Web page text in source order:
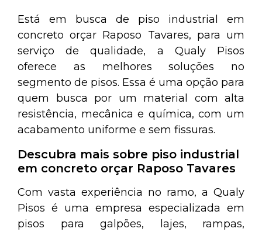
Está em busca de piso industrial em
concreto orçar Raposo Tavares, para um
serviço de qualidade, a Qualy Pisos
oferece as melhores soluções no
segmento de pisos. Essa é uma opção para
quem busca por um material com alta
resistência, mecânica e química, com um
acabamento uniforme e sem fissuras.
Descubra mais sobre piso industrial
em concreto orçar Raposo Tavares
Com vasta experiência no ramo, a Qualy
Pisos é uma empresa especializada em
pisos para galpões, lajes, rampas,